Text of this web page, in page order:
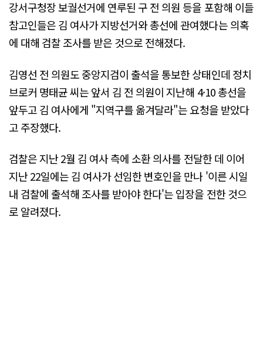
강서구청장 보궐선거에 연루된 구 전 의원 등을 포함해 이들
참고인들은 김 여사가 지방선거와 총선에 관여했다는 의혹
에 대해 검찰 조사를 받은 것으로 전해졌다.
김영선 전 의원도 중앙지검이 출석을 통보한 상태인데 정치
브로커 명태균 씨는 앞서 김 전 의원이 지난해 4·10 총선을
앞두고 김 여사에게 "지역구를 옮겨달라"는 요청을 받았다
고 주장했다.
검찰은 지난 2월 김 여사 측에 소환 의사를 전달한 데 이어
지난 22일에는 김 여사가 선임한 변호인을 만나 '이른 시일
내 검찰에 출석해 조사를 받아야 한다'는 입장을 전한 것으
로 알려졌다.